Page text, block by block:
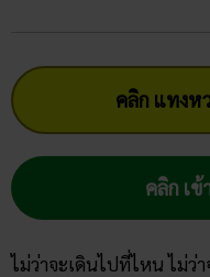
คลิก แทงห
คลิก เข้
ไม่ว่าจะเดินไปที่ไหน ไม่ว่